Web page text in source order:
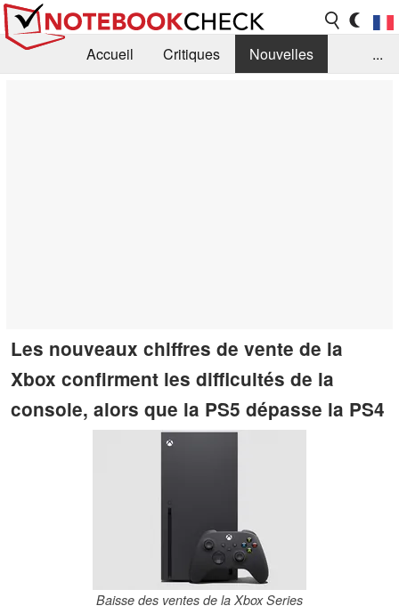
Accueil Critiques
Nouvelles
...
Les nouveaux chiffres de vente de la
Xbox confirment les difficultés de la
console, alors que la PS5 dépasse la PS4
Baisse des ventes de la Xbox Series